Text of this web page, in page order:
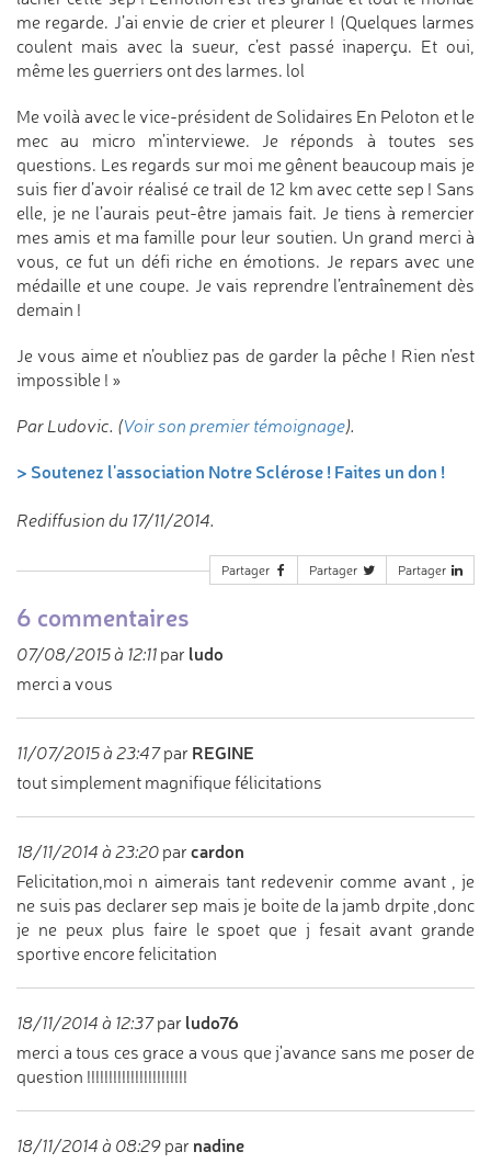
me regarde. J’ai envie de crier et pleurer ! (Quelques larmes
coulent mais avec la sueur, c’est passé inaperçu. Et oui,
même les guerriers ont des larmes. lol
Me voilà avec le vice-président de Solidaires En Peloton et le
mec au micro m’interviewe. Je réponds à toutes ses
questions. Les regards sur moi me gênent beaucoup mais je
suis fier d’avoir réalisé ce trail de 12 km avec cette sep ! Sans
elle, je ne l’aurais peut-être jamais fait. Je tiens à remercier
mes amis et ma famille pour leur soutien. Un grand merci à
vous, ce fut un défi riche en émotions. Je repars avec une
médaille et une coupe. Je vais reprendre l’entraînement dès
demain !
Je vous aime et n’oubliez pas de garder la pêche ! Rien n’est
impossible ! »
Par Ludovic. (Voir son premier témoignage).
> Soutenez l'association Notre Sclérose ! Faites un don !
Rediffusion du 17/11/2014.
Partager Partager Partager
6 commentaires
07/08/2015 à 12:11 par ludo
merci a vous
11/07/2015 à 23:47par REGINE
tout simplement magnifique félicitations
18/11/2014 à 23:20 par cardon
Felicitation,moi n aimerais tant redevenir comme avant , je
ne suis pas declarer sep mais je boite de la jamb drpite ,donc
je ne peux plus faire le spoet que j fesait avant grande
sportive encore felicitation
18/11/2014 à 12:37par ludo76
merci a tous ces grace a vous que j'avance sans me poser de
question !!!!!!!!!!!!!!!!!!!!!!!
18/11/2014 à 08:29 par nadine